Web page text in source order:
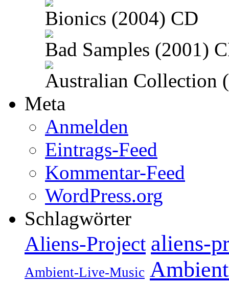
Bionics (2004) CD
Bad Samples (2001)
Australian Collection
Meta
Anmelden
Eintrags-Feed
Kommentar-Feed
WordPress.org
Schlagwörter
Aliens-Project aliens-
Ambient-Live-Music